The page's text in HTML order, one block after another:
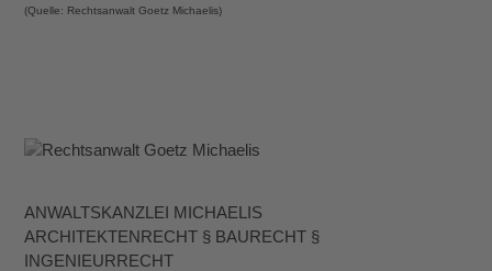
(Quelle: Rechtsanwalt Goetz Michaelis)
ANWALTSKANZLEI MICHAELIS
ARCHITEKTENRECHT § BAURECHT §
INGENIEURRECHT